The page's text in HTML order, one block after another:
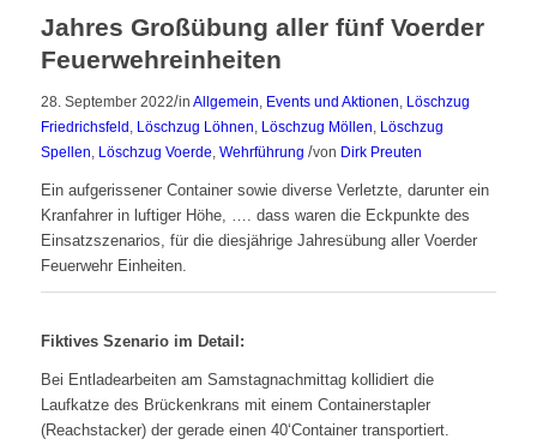
Jahres Großübung aller fünf Voerder
Feuerwehreinheiten
28. September 2022/in Allgemein Events und Aktionen
Löschzug
Friedrichsfeld
Löschzug Löhnen Löschzug Möllen
Löschzug
Spellen
Löschzug Voerde Wehrführung /von Dirk Preuten
Ein aufgerissener Container sowie diverse Verletzte, darunter ein
Kranfahrer in luftiger Höhe, …. dass waren die Eckpunkte des
Einsatzszenarios, für die diesjährige Jahresübung aller Voerder
Feuerwehr Einheiten.
Fiktives Szenario im Detail:
Bei Entladearbeiten am Samstagnachmittag kollidiert die
Laufkatze des Brückenkrans mit einem Containerstapler
(Reachstacker) der gerade einen 40‘Container transportiert.